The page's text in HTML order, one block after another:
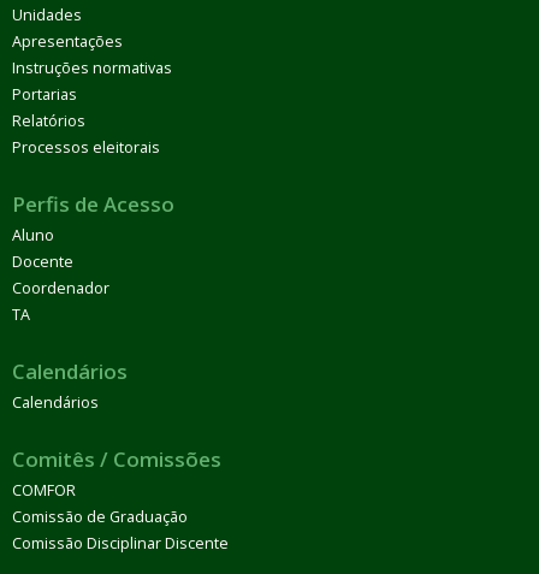
Unidades
Apresentações
Instruções normativas
Portarias
Relatórios
Processos eleitorais
Perfis de Acesso
Aluno
Docente
Coordenador
TA
Calendários
Calendários
Comitês / Comissões
COMFOR
Comissão de Graduação
Comissão Disciplinar Discente